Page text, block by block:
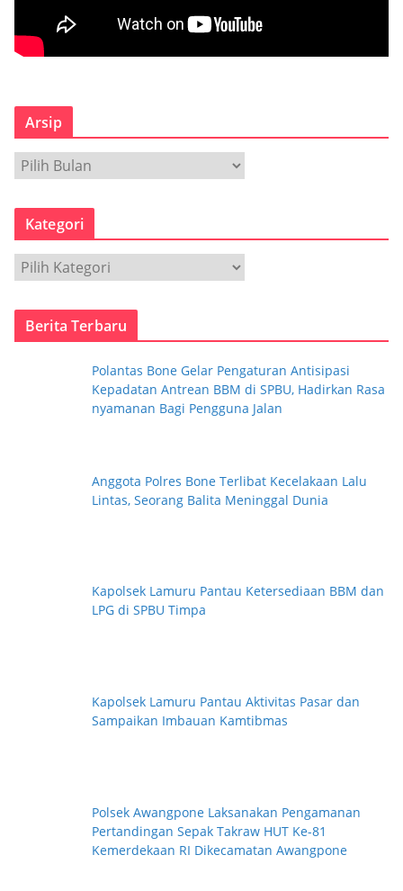
Arsip
r
s
p
Kategori
a
t
Berita Terbaru
Polantas Bone Gelar Pengaturan Antisipasi
Kepadatan Antrean BBM di SPBU, Hadirkan Rasa
nyamanan Bagi Pengguna Jalan
Anggota Polres Bone Terlibat Kecelakaan Lalu
Lintas, Seorang Balita Meninggal Dunia
Kapolsek Lamuru Pantau Ketersediaan BBM dan
LPG di SPBU Timpa
Kapolsek Lamuru Pantau Aktivitas Pasar dan
Sampaikan Imbauan Kamtibmas
Polsek Awangpone Laksanakan Pengamanan
Pertandingan Sepak Takraw HUT Ke-81
Kemerdekaan RI Dikecamatan Awangpone